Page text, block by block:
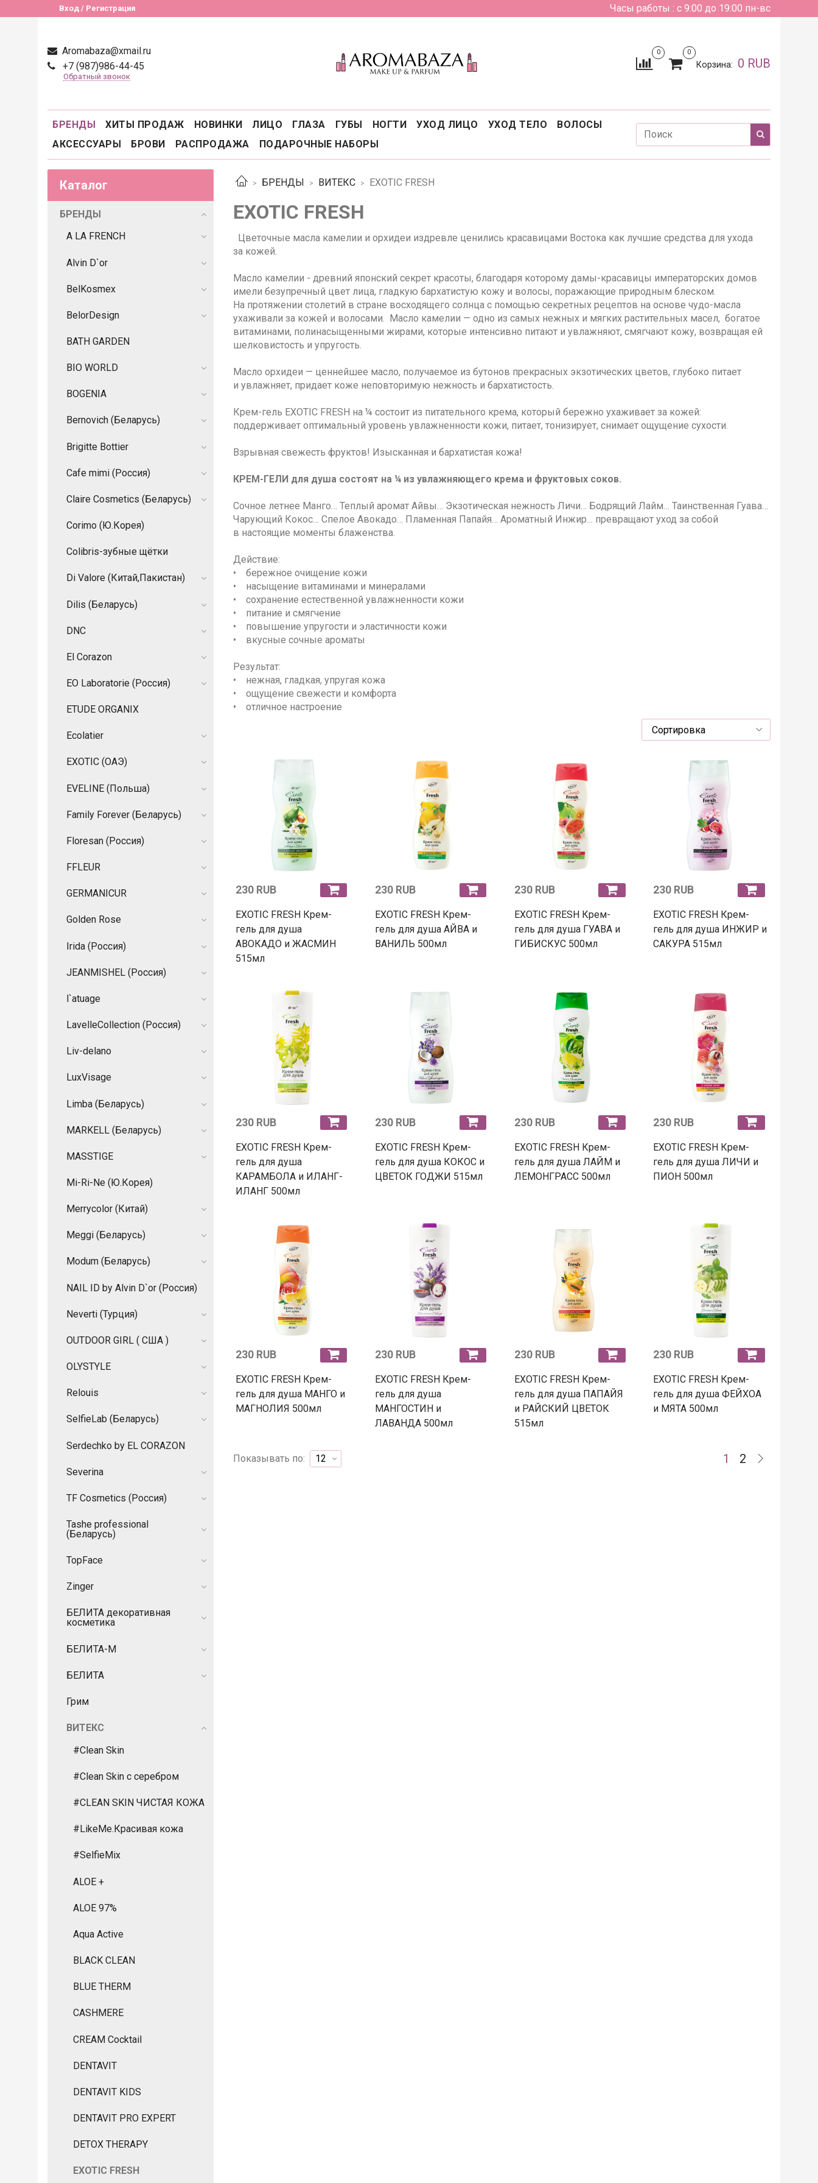
Вход / Регистрация Часы работы : с 9:00 до 19:00 пн-вс
Aromabaza@xmail.ru
+7 (987)986-44-45
Обратный звонок
0 0
Корзина: 0 RUB
БРЕНДЫ ХИТЫ ПРОДАЖ НОВИНКИ ЛИЦО ГЛАЗА ГУБЫ НОГТИ УХОД ЛИЦО УХОД ТЕЛО
ВОЛОСЫ
АКСЕССУАРЫ
БРОВИ РАСПРОДАЖА ПОДАРОЧНЫЕ НАБОРЫ
БРЕНДЫ ВИТЕКС EXOTIC FRESH
EXOTIC FRESH
Цветочные масла камелии и орхидеи издревле ценились красавицами Востока как лучшие средства для ухода
за кожей.
Масло камелии - древний японский секрет красоты, благодаря которому дамы-красавицы императорских домов
имели безупречный цвет лица, гладкую бархатистую кожу и волосы, поражающие природным блеском.
На протяжении столетий в стране восходящего солнца с помощью секретных рецептов на основе чудо-масла
ухаживали за кожей и волосами. Масло камелии — одно из самых нежных и мягких растительных масел, богатое
витаминами, полинасыщенными жирами, которые интенсивно питают и увлажняют, смягчают кожу, возвращая ей
шелковиcтость и упругость.
Масло орхидеи — ценнейшее масло, получаемое из бутонов прекрасных экзотических цветов, глубоко питает
и увлажняет, придает коже неповторимую нежность и бархатистость.
Крем-гель EXOTIC FRESH на ¼ состоит из питательного крема, который бережно ухаживает за кожей:
поддерживает оптимальный уровень увлажненности кожи, питает, тонизирует, снимает ощущение сухости.
Взрывная свежесть фруктов! Изысканная и бархатистая кожа!
КРЕМ-ГЕЛИ для душа состоят на ¼ из увлажняющего крема и фруктовых соков.
Сочное летнее Манго… Теплый аромат Айвы… Экзотическая нежность Личи… Бодрящий Лайм… Таинственная Гуава…
Чарующий Кокос… Спелое Авокадо… Пламенная Папайя… Ароматный Инжир… превращают уход за собой
в настоящие моменты блаженства.
Действие:
• бережное очищение кожи
• насыщение витаминами и минералами
• сохранение естественной увлажненности кожи
• питание и смягчение
• повышение упругости и эластичности кожи
• вкусные сочные ароматы
Результат:
• нежная, гладкая, упругая кожа
• ощущение свежести и комфорта
• отличное настроение
230 RUB
EXOTIC FRESH Крем-
гель для душа
АВОКАДО и ЖАСМИН
515мл
230 RUB
EXOTIC FRESH Крем-
гель для душа АЙВА и
ВАНИЛЬ 500мл
230 RUB
EXOTIC FRESH Крем-
гель для душа ГУАВА и
ГИБИСКУС 500мл
230 RUB
EXOTIC FRESH Крем-
гель для душа ИНЖИР и
САКУРА 515мл
230 RUB
EXOTIC FRESH Крем-
гель для душа
КАРАМБОЛА и ИЛАНГ-
ИЛАНГ 500мл
230 RUB
EXOTIC FRESH Крем-
гель для душа КОКОС и
ЦВЕТОК ГОДЖИ 515мл
230 RUB
EXOTIC FRESH Крем-
гель для душа ЛАЙМ и
ЛЕМОНГРАСС 500мл
230 RUB
EXOTIC FRESH Крем-
гель для душа ЛИЧИ и
ПИОН 500мл
230 RUB
EXOTIC FRESH Крем-
гель для душа МАНГО и
МАГНОЛИЯ 500мл
230 RUB
EXOTIC FRESH Крем-
гель для душа
МАНГОСТИН и
ЛАВАНДА 500мл
230 RUB
EXOTIC FRESH Крем-
гель для душа ПАПАЙЯ
и РАЙСКИЙ ЦВЕТОК
515мл
230 RUB
EXOTIC FRESH Крем-
гель для душа ФЕЙХОА
и МЯТА 500мл
Показывать по: 1 2
Каталог
БРЕНДЫ
A LA FRENCH
Alvin D`or
BelKosmex
BelorDesign
BATH GARDEN
BIO WORLD
BOGENIA
Bernovich (Беларусь)
Brigitte Bottier
Cafe mimi (Россия)
Claire Cosmetics (Беларусь)
Corimo (Ю.Корея)
Colibris-зубные щётки
Di Valore (Китай,Пакистан)
Dilis (Беларусь)
DNC
El Corazon
EO Laboratorie (Россия)
ETUDE ORGANIX
Ecolatier
EXOTIC (ОАЭ)
EVELINE (Польша)
Family Forever (Беларусь)
Floresan (Россия)
FFLEUR
GERMANIСUR
Golden Rose
Irida (Россия)
JEANMISHEL (Россия)
l`atuage
LavelleCollection (Россия)
Liv-delano
LuxVisage
Limba (Беларусь)
MARKELL (Беларусь)
MASSTIGE
Mi-Ri-Ne (Ю.Корея)
Merrycolor (Китай)
Meggi (Беларусь)
Modum (Беларусь)
NAIL ID by Alvin D`or (Россия)
Neverti (Турция)
OUTDOOR GIRL ( США )
OLYSTYLE
Relouis
SelfieLab (Беларусь)
Serdechko by EL CORAZON
Severina
TF Cosmetics (Россия)
Tashe professional
(Беларусь)
TopFace
Zinger
БЕЛИТА декоративная
косметика
БЕЛИТА-М
БЕЛИТА
Грим
ВИТЕКС
#Clean Skin
#Clean Skin с серебром
#CLEAN SKIN ЧИСТАЯ КОЖА
#LikeMe.Красивая кожа
#SelfieMix
ALOE +
ALOE 97%
Aqua Active
BLACK CLEAN
BLUE THERM
CASHMERE
CREAM Cocktail
DENTAVIT
DENTAVIT KIDS
DENTAVIT PRO EXPERT
DETOX THERAPY
EXOTIC FRESH